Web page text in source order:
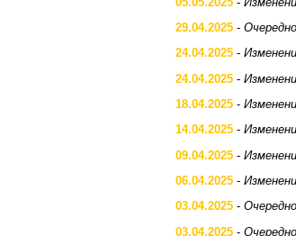
29.04.2025 -
24.04.2025 -
24.04.2025 -
18.04.2025 -
14.04.2025 -
09.04.2025 -
06.04.2025 -
03.04.2025 -
03.04.2025 -